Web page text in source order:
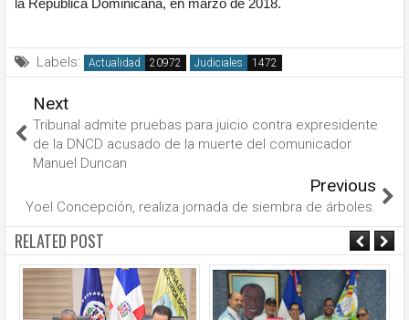
Labels: Actualidad Judiciales
Next
Tribunal admite pruebas para juicio contra expresidente
de la DNCD acusado de la muerte del comunicador
Manuel Duncan
Previous
Yoel Concepción, realiza jornada de siembra de árboles.
RELATED POST